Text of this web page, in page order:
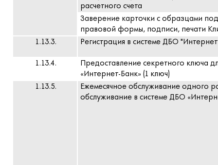
расчетного счета
Заверение карточки с образцами
правовой формы, подписи, печати
1.13.3.
Регистрация в системе ДБО
1.13.4.
Предоставление секретного ключа
«Интернет-Банк» (1 ключ)
1.13.5.
Ежемесячное обслуживание одного
обслуживание в системе ДБО